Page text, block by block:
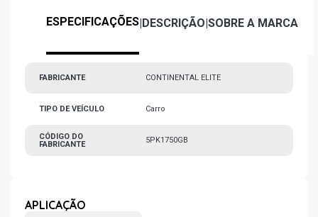
ESPECIFICAÇÕES|DESCRIÇÃO|SOBRE A MARCA
FABRICANTE CONTINENTAL ELITE
TIPO DE VEÍCULO Carro
CÓDIGO DO
FABRICANTE
5PK1750GB
APLICAÇÃO